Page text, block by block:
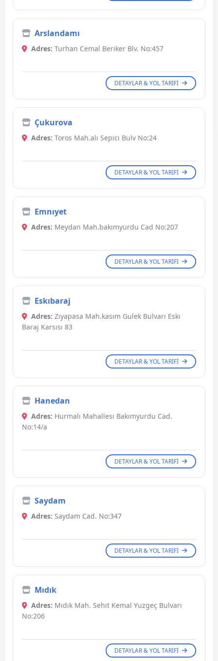
Arslandamı
Adres: Turhan Cemal Berıker Blv. No:457
DETAYLAR & YOL TARIFI
Çukurova
Adres: Toros Mah.alı Sepıcı Bulv No:24
DETAYLAR & YOL TARIFI
Emnıyet
Adres: Meydan Mah.bakımyurdu Cad No:207
DETAYLAR & YOL TARIFI
Eskıbaraj
Adres: Zıyapasa Mah.kasım Gulek Bulvarı Eskı
Baraj Karsısı 83
DETAYLAR & YOL TARIFI
Hanedan
Adres: Hurmalı Mahallesı Bakımyurdu Cad.
No:14/a
DETAYLAR & YOL TARIFI
Saydam
Adres: Saydam Cad. No:347
DETAYLAR & YOL TARIFI
Mıdık
Adres: Mıdık Mah. Sehıt Kemal Yuzgeç Bulvarı
No:206
DETAYLAR & YOL TARIFI